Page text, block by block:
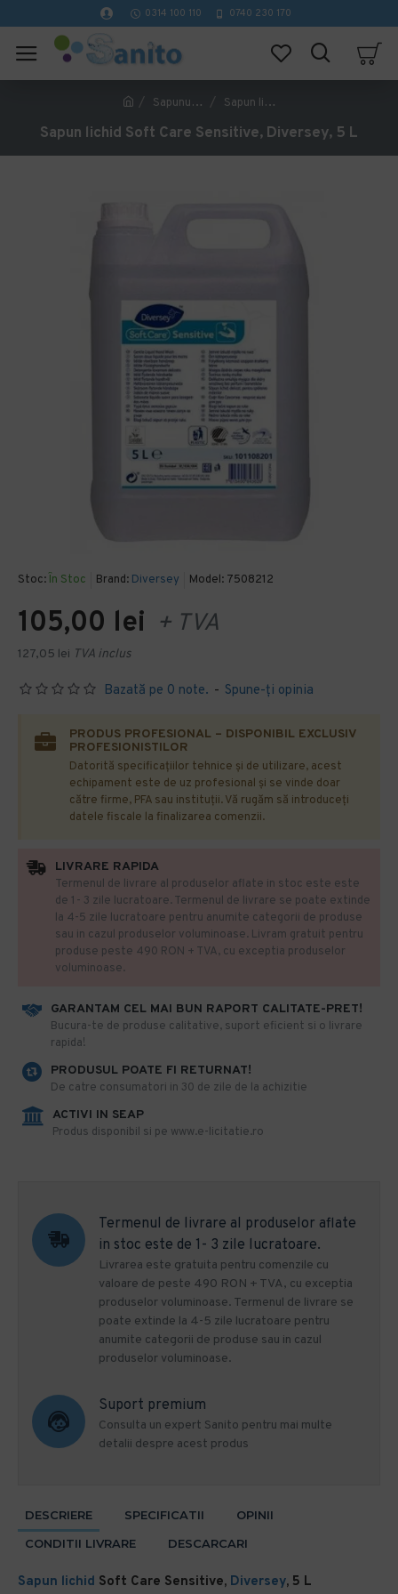
0314 100 110 0740 230 170
Sapunuri lichide, spuma si crema Sapun lichid Soft Care Sensitive, Diversey, 5 L
Sapun lichid Soft Care Sensitive, Diversey, 5 L
Stoc: În Stoc Brand: Diversey Model: 7508212
Bazată pe 0 note. - Spune-ţi opinia
105,00 lei + TVA
127,05 lei TVA inclus
GARANTAM CEL MAI BUN RAPORT CALITATE-PRET!
​Bucura-te de produse calitative, suport eficient si o livrare
rapida!
PRODUSUL POATE FI RETURNAT!
De catre consumatori in 30 de zile de la achizitie
ACTIVI IN SEAP
Produs disponibil si pe www.e-licitatie.ro
PRODUS PROFESIONAL – DISPONIBIL EXCLUSIV
PROFESIONISTILOR
Datorită specificațiilor tehnice și de utilizare, acest
echipament este de uz profesional și se vinde doar
către firme, PFA sau instituții. Vă rugăm să introduceți
datele fiscale la finalizarea comenzii.
LIVRARE RAPIDA
Termenul de livrare al produselor aflate in stoc este este
de 1- 3 zile lucratoare. Termenul de livrare se poate extinde
la 4-5 zile lucratoare pentru anumite categorii de produse
sau in cazul produselor voluminoase. Livram gratuit pentru
produse peste 490 RON + TVA, cu exceptia produselor
voluminoase.
Termenul de livrare al produselor aflate
in stoc este de 1- 3 zile lucratoare.
Livrarea este gratuita pentru comenzile cu
valoare de peste 490 RON + TVA, cu exceptia
produselor voluminoase. Termenul de livrare se
poate extinde la 4-5 zile lucratoare pentru
anumite categorii de produse sau in cazul
produselor voluminoase.
Suport premium
Consulta un expert Sanito pentru mai multe
detalii despre acest produs
DESCRIERE SPECIFICATII
OPINII
CONDITII LIVRARE
DESCARCARI
Sapun lichid Soft Care Sensitive, Diversey, 5 L